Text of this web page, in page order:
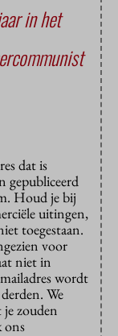
in het
dat is
gepubliceerd
Houd je bij
uitingen,
toegestaan.
voor
niet in
wordt
We
zouden
ons